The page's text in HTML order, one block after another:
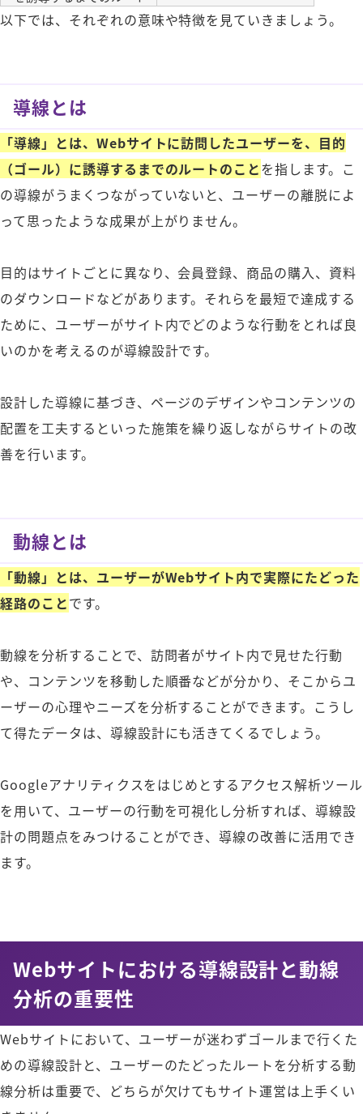
以下では、それぞれの意味や特徴を見ていきましょう。
導線とは
「導線」とは、Webサイトに訪問したユーザーを、目的
（ゴール）に誘導するまでのルートのことを指します。こ
の導線がうまくつながっていないと、ユーザーの離脱によ
って思ったような成果が上がりません。
目的はサイトごとに異なり、会員登録、商品の購入、資料
のダウンロードなどがあります。それらを最短で達成する
ために、ユーザーがサイト内でどのような行動をとれば良
いのかを考えるのが導線設計です。
設計した導線に基づき、ページのデザインやコンテンツの
配置を工夫するといった施策を繰り返しながらサイトの改
善を行います。
動線とは
「動線」とは、ユーザーがWebサイト内で実際にたどった
経路のことです。
動線を分析することで、訪問者がサイト内で見せた行動
や、コンテンツを移動した順番などが分かり、そこからユ
ーザーの心理やニーズを分析することができます。こうし
て得たデータは、導線設計にも活きてくるでしょう。
Googleアナリティクスをはじめとするアクセス解析ツール
を用いて、ユーザーの行動を可視化し分析すれば、導線設
計の問題点をみつけることができ、導線の改善に活用でき
ます。
Webサイトにおける導線設計と動線
分析の重要性
Webサイトにおいて、ユーザーが迷わずゴールまで行くた
めの導線設計と、ユーザーのたどったルートを分析する動
線分析は重要で、どちらが欠けてもサイト運営は上手くい